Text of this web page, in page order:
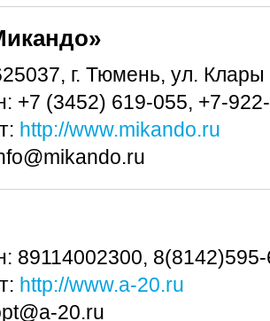
г. Тюмень, ул.
+7 (3452) 619-055, +7-
http://www.mikando.ru
89114002300,
http://www.a-20.ru
20.ru